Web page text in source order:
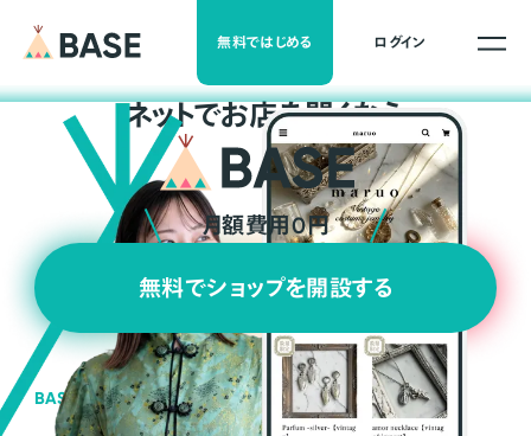
無料ではじめる ログイン
ネットでお店を開くなら
月額費用0円
無料でショップを開設する
BASEの強み